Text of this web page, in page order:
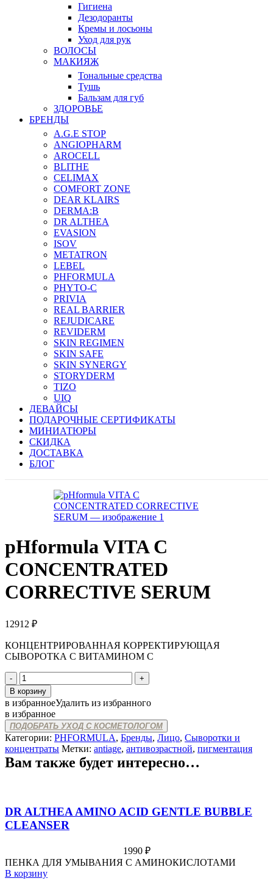
Гигиена
Дезодоранты
Кремы и лосьоны
Уход для рук
ВОЛОСЫ
МАКИЯЖ
Тональные средства
Тушь
Бальзам для губ
ЗДОРОВЬЕ
БРЕНДЫ
A.G.E STOP
ANGIOPHARM
AROCELL
BLITHE
CELIMAX
COMFORT ZONE
DEAR KLAIRS
DERMA:B
DR ALTHEA
EVASION
ISOV
METATRON
LEBEL
PHFORMULA
PHYTO-C
PRIVIA
REAL BARRIER
REJUDICARE
REVIDERM
SKIN REGIMEN
SKIN SAFE
SKIN SYNERGY
STORYDERM
TIZO
UIQ
ДЕВАЙСЫ
ПОДАРОЧНЫЕ СЕРТИФИКАТЫ
МИНИАТЮРЫ
СКИДКА
ДОСТАВКА
БЛОГ
pHformula VITA C
CONCENTRATED
CORRECTIVE SERUM
12912 ₽
КОНЦЕНТРИРОВАННАЯ КОРРЕКТИРУЮЩАЯ
СЫВОРОТКА С ВИТАМИНОМ С
Количество
товара
pHformula
VITA
C
CONCENTRATED
CORRECTIVE
SERUM
В корзину
в избранноеУдалить из избранного
в избранное
ПОДОБРАТЬ УХОД С КОСМЕТОЛОГОМ
Категории: PHFORMULA, Бренды, Лицо, Сыворотки и
концентраты Метки: antiage, антивозрастной, пигментация
Вам также будет интересно…
DR ALTHEA AMINO ACID GENTLE BUBBLE
CLEANSER
1990 ₽
ПЕНКА ДЛЯ УМЫВАНИЯ С АМИНОКИСЛОТАМИ
В корзину